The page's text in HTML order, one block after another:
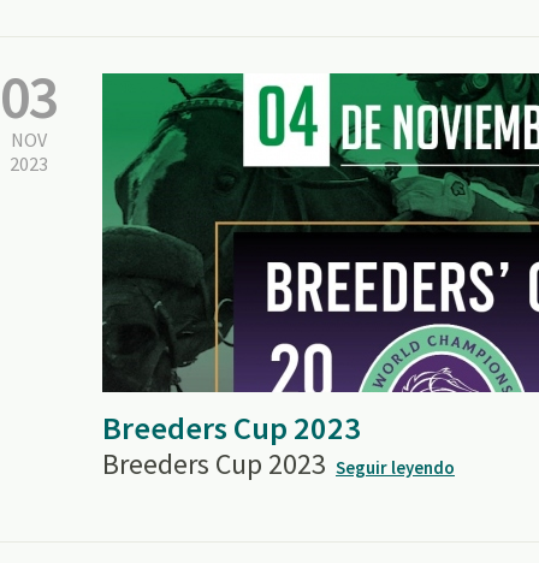
03
NOV
2023
Breeders Cup 2023
Breeders Cup 2023 Seguir leyendo